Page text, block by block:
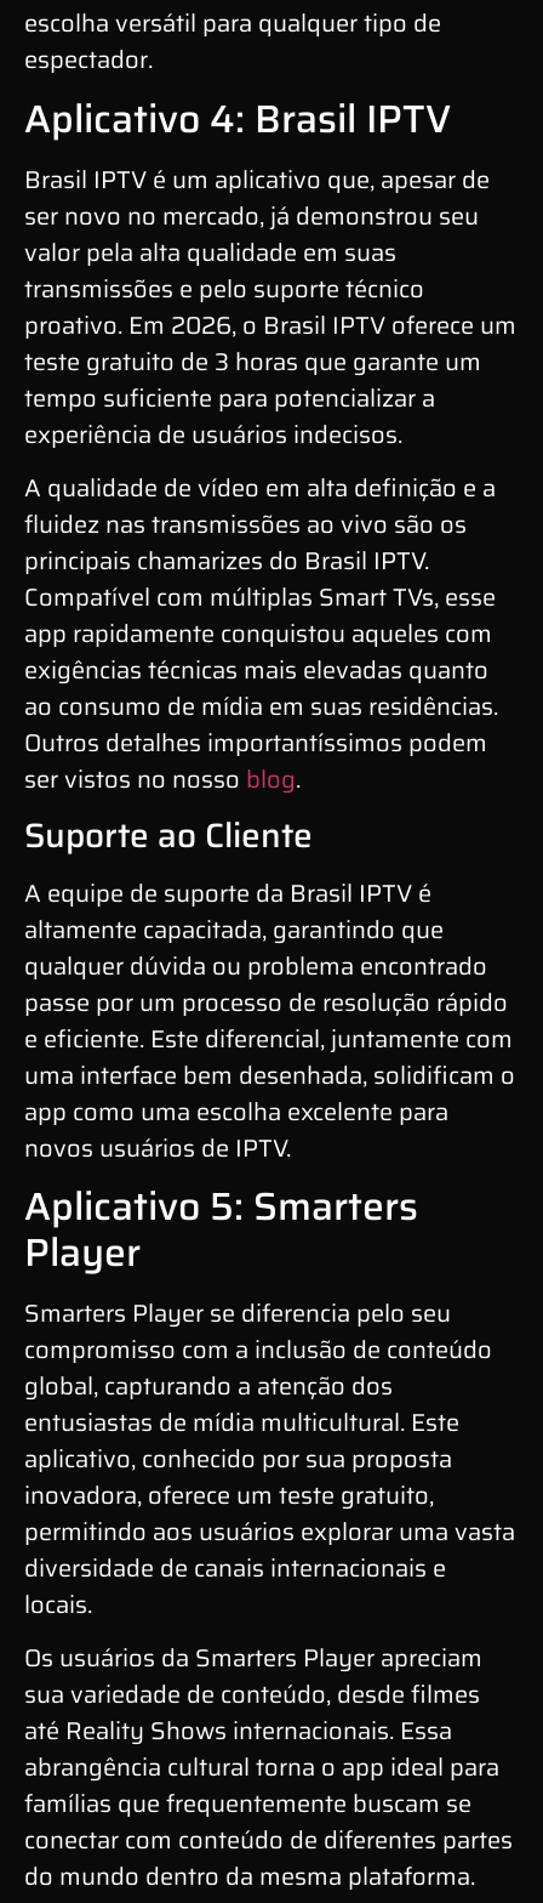
escolha versátil para qualquer tipo de
espectador.
Aplicativo 4: Brasil IPTV
Brasil IPTV é um aplicativo que, apesar de
ser novo no mercado, já demonstrou seu
valor pela alta qualidade em suas
transmissões e pelo suporte técnico
proativo. Em 2026, o Brasil IPTV oferece um
teste gratuito de 3 horas que garante um
tempo suficiente para potencializar a
experiência de usuários indecisos.
A qualidade de vídeo em alta definição e a
fluidez nas transmissões ao vivo são os
principais chamarizes do Brasil IPTV.
Compatível com múltiplas Smart TVs, esse
app rapidamente conquistou aqueles com
exigências técnicas mais elevadas quanto
ao consumo de mídia em suas residências.
Outros detalhes importantíssimos podem
ser vistos no nosso blog.
Suporte ao Cliente
A equipe de suporte da Brasil IPTV é
altamente capacitada, garantindo que
qualquer dúvida ou problema encontrado
passe por um processo de resolução rápido
e eficiente. Este diferencial, juntamente com
uma interface bem desenhada, solidificam o
app como uma escolha excelente para
novos usuários de IPTV.
Aplicativo 5: Smarters
Player
Smarters Player se diferencia pelo seu
compromisso com a inclusão de conteúdo
global, capturando a atenção dos
entusiastas de mídia multicultural. Este
aplicativo, conhecido por sua proposta
inovadora, oferece um teste gratuito,
permitindo aos usuários explorar uma vasta
diversidade de canais internacionais e
locais.
Os usuários da Smarters Player apreciam
sua variedade de conteúdo, desde filmes
até Reality Shows internacionais. Essa
abrangência cultural torna o app ideal para
famílias que frequentemente buscam se
conectar com conteúdo de diferentes partes
do mundo dentro da mesma plataforma.